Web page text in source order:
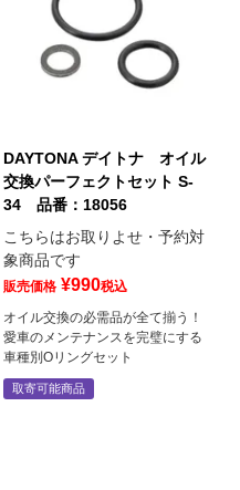
DAYTONA デイトナ オイル
交換パーフェクトセット S-
34 品番：18056
こちらはお取りよせ・予約対
象商品です
販売価格 ¥990税込
オイル交換の必需品が全て揃う！
愛車のメンテナンスを完璧にする
車種別Oリングセット
取寄可能商品